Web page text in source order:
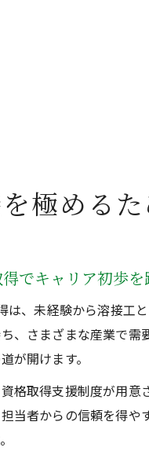
極める
でキャリア初歩
は、未経験から溶接工
、さまざまな産業で需
が開けます。
格取得支援制度が用
当者からの信頼を得